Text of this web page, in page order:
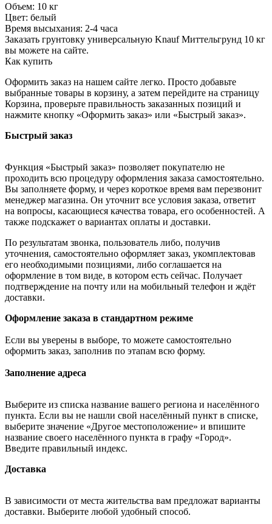
Объем: 10 кг
Цвет: белый
Время высыхания: 2-4 часа
Заказать грунтовку универсальную Knauf Миттельгрунд 10 кг
вы можете на сайте.
Как купить
Оформить заказ на нашем сайте легко. Просто добавьте
выбранные товары в корзину, а затем перейдите на страницу
Корзина, проверьте правильность заказанных позиций и
нажмите кнопку «Оформить заказ» или «Быстрый заказ».
Быстрый заказ
Функция «Быстрый заказ» позволяет покупателю не
проходить всю процедуру оформления заказа самостоятельно.
Вы заполняете форму, и через короткое время вам перезвонит
менеджер магазина. Он уточнит все условия заказа, ответит
на вопросы, касающиеся качества товара, его особенностей. А
также подскажет о вариантах оплаты и доставки.
По результатам звонка, пользователь либо, получив
уточнения, самостоятельно оформляет заказ, укомплектовав
его необходимыми позициями, либо соглашается на
оформление в том виде, в котором есть сейчас. Получает
подтверждение на почту или на мобильный телефон и ждёт
доставки.
Оформление заказа в стандартном режиме
Если вы уверены в выборе, то можете самостоятельно
оформить заказ, заполнив по этапам всю форму.
Заполнение адреса
Выберите из списка название вашего региона и населённого
пункта. Если вы не нашли свой населённый пункт в списке,
выберите значение «Другое местоположение» и впишите
название своего населённого пункта в графу «Город».
Введите правильный индекс.
Доставка
В зависимости от места жительства вам предложат варианты
доставки. Выберите любой удобный способ.